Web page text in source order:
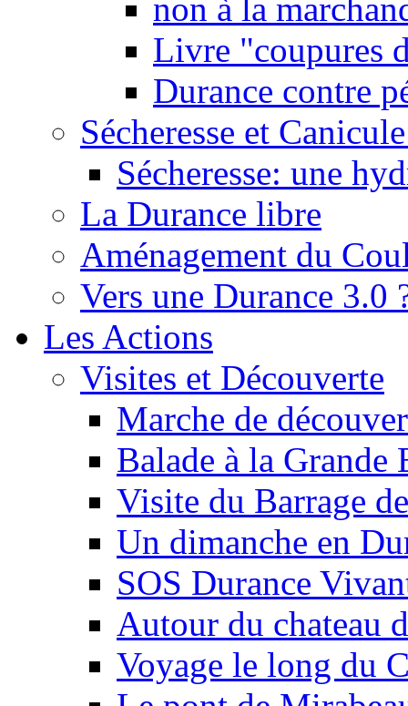
non à la
Livre "coupures
Durance contre
Sécheresse et
Sécheresse: une
La Durance libre
Aménagement du
Vers une Durance 3.0
Les Actions
Visites et Découverte
Marche de
Balade à la Grande
Visite du Barrage
Un dimanche en
SOS Durance
Autour du chateau
Voyage le long du